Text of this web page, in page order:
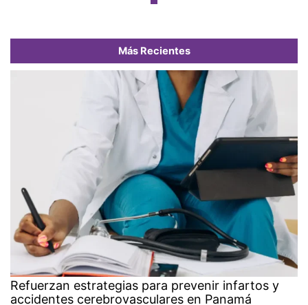
Más Recientes
Refuerzan estrategias para prevenir infartos y
accidentes cerebrovasculares en Panamá